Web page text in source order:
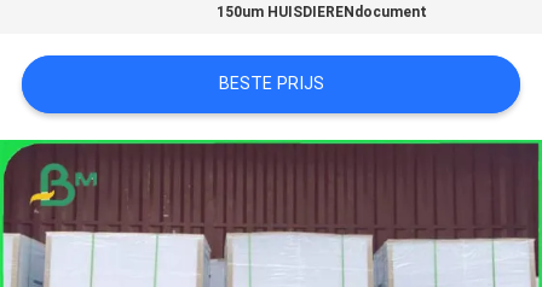
150um HUISDIERENdocument
BESTE PRIJS